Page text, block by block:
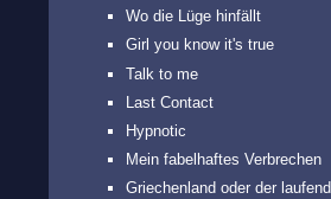
Wo die Lüge hinfällt
Girl you know it's true
Talk to me
Last Contact
Hypnotic
Mein fabelhaftes Verbrechen
Griechenland oder der